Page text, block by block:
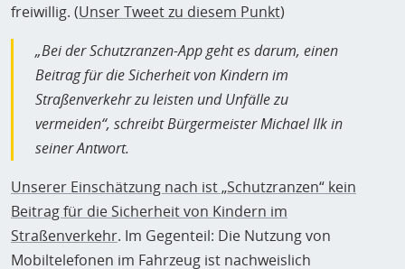
freiwillig. (Unser Tweet zu diesem Punkt)
„Bei der Schutzranzen-App geht es darum, einen
Beitrag für die Sicherheit von Kindern im
Straßenverkehr zu leisten und Unfälle zu
vermeiden“, schreibt Bürgermeister Michael Ilk in
seiner Antwort.
Unserer Einschätzung nach ist „Schutzranzen“ kein
Beitrag für die Sicherheit von Kindern im
Straßenverkehr. Im Gegenteil: Die Nutzung von
Mobiltelefonen im Fahrzeug ist nachweislich